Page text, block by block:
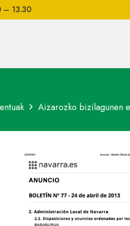
– 13.30
Aizarozko bizilagunen